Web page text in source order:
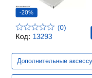
Код: 13293
-20%
(0)
Дополнительные